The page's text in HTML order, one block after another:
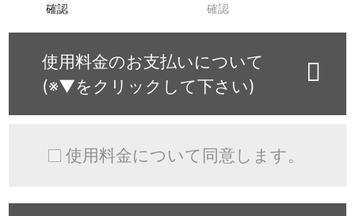
確認
確認
使用料金のお支払いについて
(※▼をクリックして下さい)
使用料金について同意します。